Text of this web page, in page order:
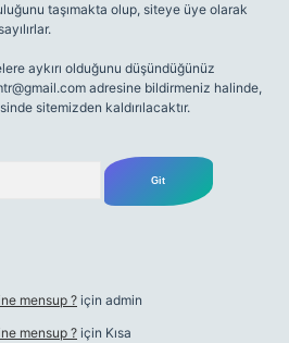
taşımakta olup, siteye üye olarak
aykırı olduğunu düşündüğünüz
adresine bildirmeniz halinde,
sitemizden kaldırılacaktır.
mensup ? için admin
mensup ? için Kısa